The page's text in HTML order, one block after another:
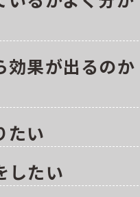
効果が出るのか
たい
したい